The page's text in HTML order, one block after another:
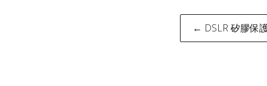
Post
← DSLR 矽膠保